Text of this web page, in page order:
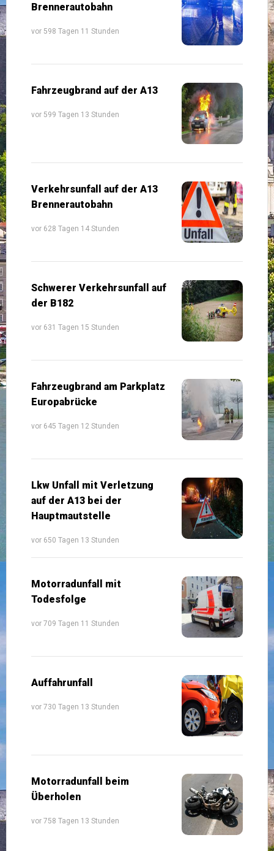
Brennerautobahn
vor 598 Tagen 11 Stunden
Fahrzeugbrand auf der A13
vor 599 Tagen 13 Stunden
Verkehrsunfall auf der A13
Brennerautobahn
vor 628 Tagen 14 Stunden
Schwerer Verkehrsunfall auf
der B182
vor 631 Tagen 15 Stunden
Fahrzeugbrand am Parkplatz
Europabrücke
vor 645 Tagen 12 Stunden
Lkw Unfall mit Verletzung
auf der A13 bei der
Hauptmautstelle
vor 650 Tagen 13 Stunden
Motorradunfall mit
Todesfolge
vor 709 Tagen 11 Stunden
Auffahrunfall
vor 730 Tagen 13 Stunden
Motorradunfall beim
Überholen
vor 758 Tagen 13 Stunden